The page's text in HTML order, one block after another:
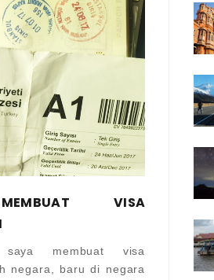
VISA
saya membuat visa
negara, baru di negara